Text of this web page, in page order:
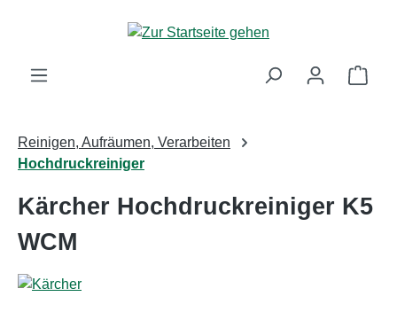
Zum Hauptinhalt springen
Reinigen, Aufräumen, Verarbeiten
Hochdruckreiniger
Kärcher Hochdruckreiniger K5
WCM